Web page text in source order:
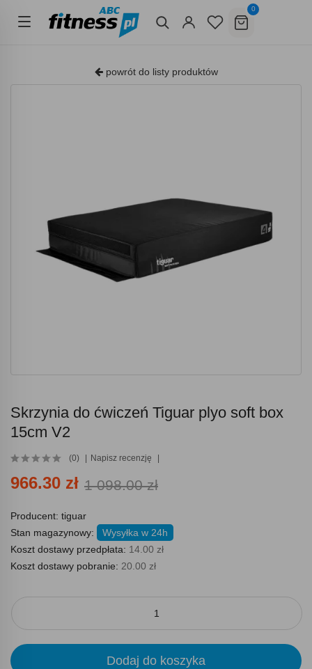
0
powrót do listy produktów
Skrzynia do ćwiczeń Tiguar plyo soft box
15cm V2
(0) Napisz recenzję
966.30 zł 1 098.00 zł
Producent: tiguar
Stan magazynowy:
Wysyłka w 24h
Koszt dostawy przedpłata: 14.00 zł
Koszt dostawy pobranie: 20.00 zł
Dodaj do koszyka